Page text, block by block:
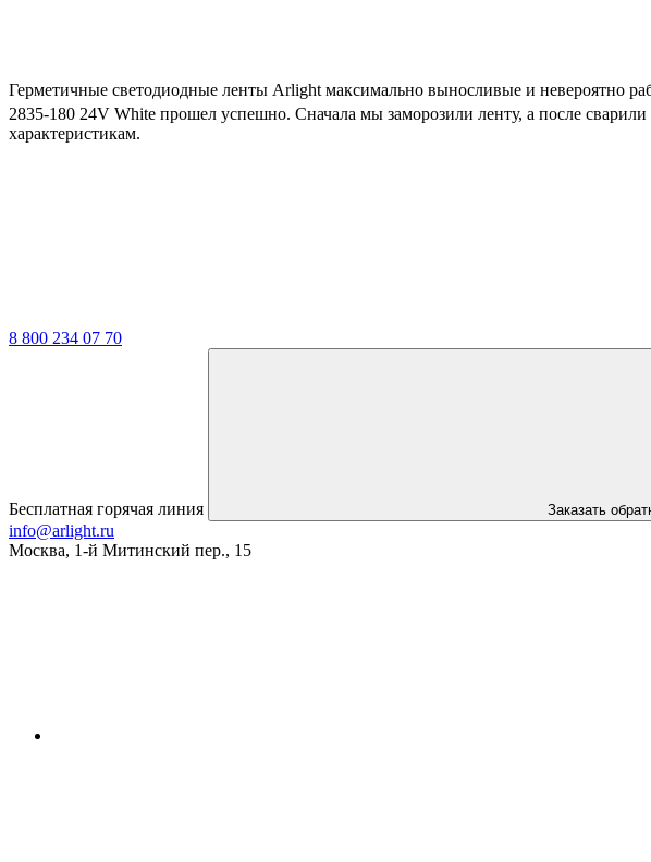
Герметичные светодиодные ленты Arlight максимально выносливые и невероятно
2835-180 24V White прошел успешно. Сначала мы заморозили ленту, а после сварили
характеристикам.
8 800 234 07 70
Бесплатная горячая линия Заказать
info@arlight.ru
Москва, 1-й Митинский пер., 15